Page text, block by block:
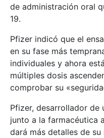
de administración oral
19.
Pfizer indicó que el
en su fase más
individuales y ahora
múltiples dosis
comprobar su
Pfizer, desarrollador de
junto a la farmacéutica
dará más detalles de